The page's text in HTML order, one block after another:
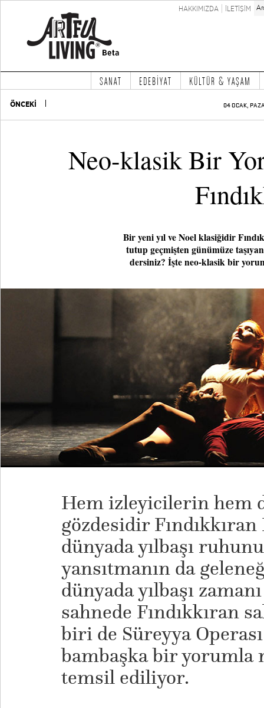
HAKKIMIZDA İLETİŞİM
SANAT EDEBİYAT KÜLTÜR & YAŞAM
ÖNCEKİ 04 OCAK,
Neo-klasik Bir
Bir yeni yıl ve Noel klasiğidir
tutup geçmişten günümüze
dersiniz? İşte neo-klasik bir
Hem izleyicilerin hem
gözdesidir
dünyada yılbaşı
yansıtmanın da
dünyada yılbaşı
sahnede Fındıkkıran
biri de Süreyya
bambaşka bir yorumla
temsil ediliyor.